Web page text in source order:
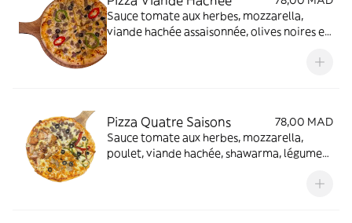
Sauce tomate aux herbes, mozzarella,
viande hachée assaisonnée, olives noires et
Pizza Quatre Saisons
78,00 MAD
Sauce tomate aux herbes, mozzarella,
poulet, viande hachée, shawarma, légumes,